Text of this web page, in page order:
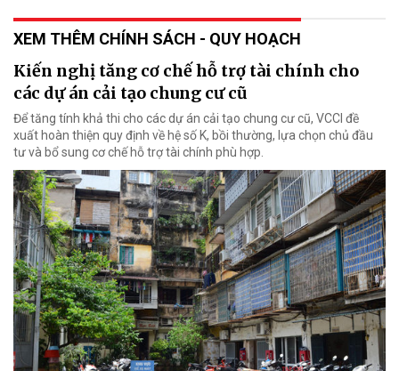
XEM THÊM CHÍNH SÁCH - QUY HOẠCH
Kiến nghị tăng cơ chế hỗ trợ tài chính cho
các dự án cải tạo chung cư cũ
Để tăng tính khả thi cho các dự án cải tạo chung cư cũ, VCCI đề
xuất hoàn thiện quy định về hệ số K, bồi thường, lựa chọn chủ đầu
tư và bổ sung cơ chế hỗ trợ tài chính phù hợp.